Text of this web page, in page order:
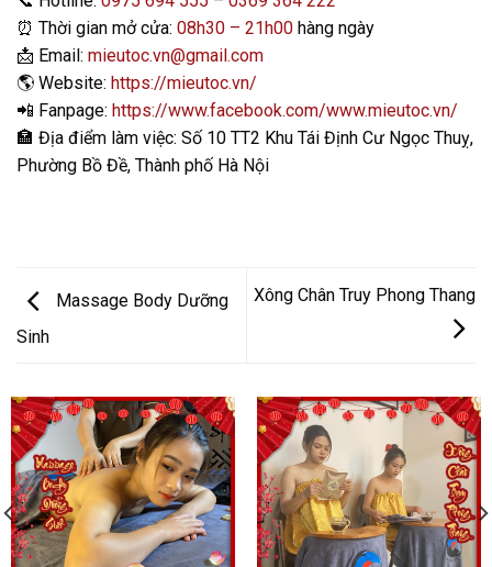
⏰ Thời gian mở cửa: 08h30 – 21h00 hàng ngày
📩 Email: mieutoc.vn@gmail.com
🌎 Website: https://mieutoc.vn/
📲 Fanpage: https://www.facebook.com/www.mieutoc.vn/
🏣 Địa điểm làm việc: Số 10 TT2 Khu Tái Định Cư Ngọc Thuỵ,
Phường Bồ Đề, Thành phố Hà Nội
Massage Body Dưỡng
Sinh
Xông Chân Truy Phong Thang